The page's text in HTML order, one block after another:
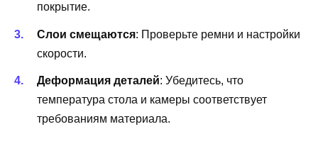
покрытие.
Слои смещаются: Проверьте ремни и настройки
скорости.
Деформация деталей: Убедитесь, что
температура стола и камеры соответствует
требованиям материала.